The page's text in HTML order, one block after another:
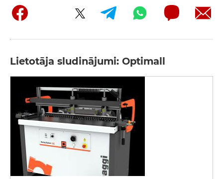
Lietotāja sludinājumi: Optimall